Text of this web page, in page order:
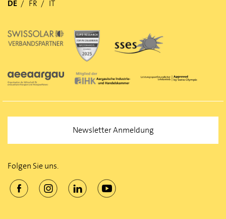
DE FR IT
Newsletter Anmeldung
Folgen Sie uns.